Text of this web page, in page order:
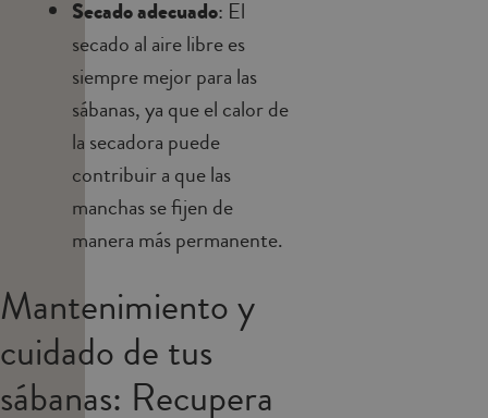
Secado adecuado: El
secado al aire libre es
siempre mejor para las
sábanas, ya que el calor de
la secadora puede
contribuir a que las
manchas se fijen de
manera más permanente.
Mantenimiento y
cuidado de tus
sábanas: Recupera